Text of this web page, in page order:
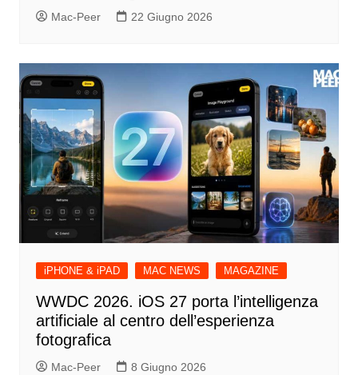
Mac-Peer 22 Giugno 2026
iPHONE & iPAD MAC NEWS MAGAZINE
WWDC 2026. iOS 27 porta l’intelligenza
artificiale al centro dell’esperienza
fotografica
Mac-Peer 8 Giugno 2026